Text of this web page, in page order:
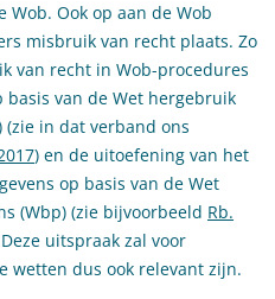
Wob. Ook op aan de Wob
misbruik van recht plaats. Zo
van recht in Wob-procedures
basis van de Wet hergebruik
in dat verband ons
) en de uitoefening van het
op basis van de Wet
(Wbp) (zie bijvoorbeeld Rb.
uitspraak zal voor
wetten dus ook relevant zijn.